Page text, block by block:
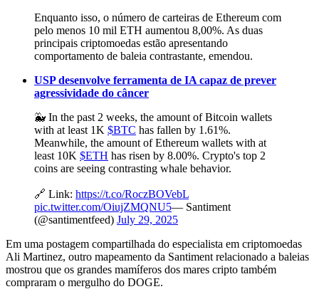
Enquanto isso, o número de carteiras de Ethereum com
pelo menos 10 mil ETH aumentou 8,00%. As duas
principais criptomoedas estão apresentando
comportamento de baleia contrastante, emendou.
USP desenvolve ferramenta de IA capaz de prever
agressividade do câncer
🐳 In the past 2 weeks, the amount of Bitcoin wallets
with at least 1K $BTC has fallen by 1.61%.
Meanwhile, the amount of Ethereum wallets with at
least 10K $ETH has risen by 8.00%. Crypto's top 2
coins are seeing contrasting whale behavior.
🔗 Link: https://t.co/RoczBOVebL
pic.twitter.com/OiujZMQNU5— Santiment
(@santimentfeed) July 29, 2025
Em uma postagem compartilhada do especialista em criptomoedas
Ali Martinez, outro mapeamento da Santiment relacionado a baleias
mostrou que os grandes mamíferos dos mares cripto também
compraram o mergulho do DOGE.